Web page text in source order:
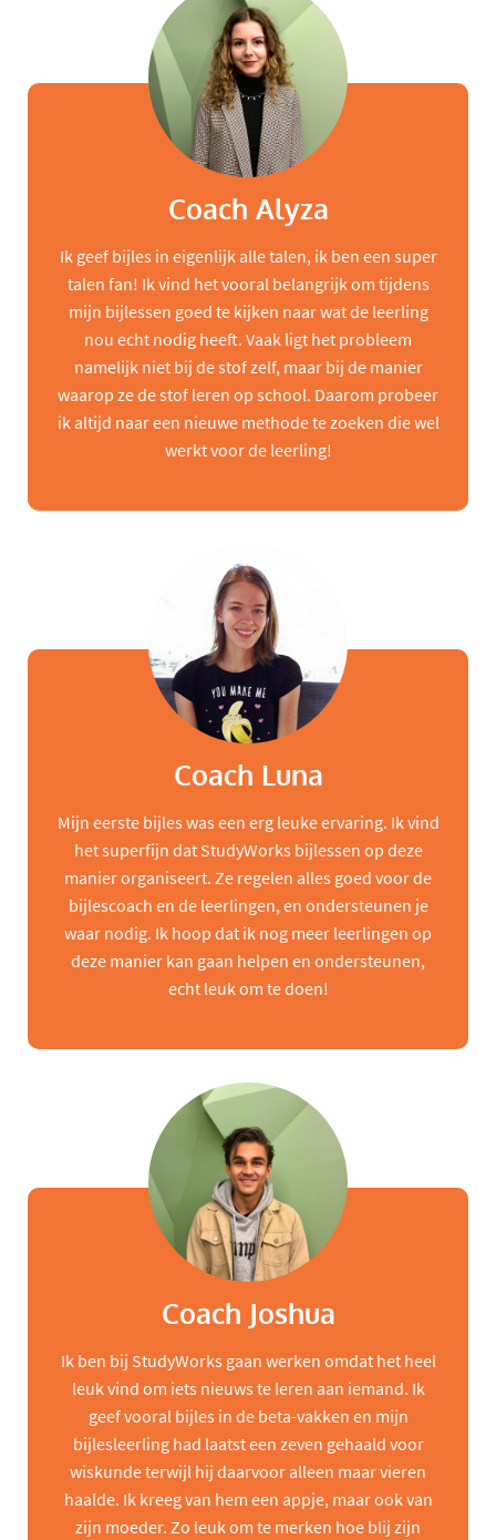
Coach Alyza
Ik geef bijles in eigenlijk alle talen, ik ben een super
talen fan! Ik vind het vooral belangrijk om tijdens
mijn bijlessen goed te kijken naar wat de leerling
nou echt nodig heeft. Vaak ligt het probleem
namelijk niet bij de stof zelf, maar bij de manier
waarop ze de stof leren op school. Daarom probeer
ik altijd naar een nieuwe methode te zoeken die wel
werkt voor de leerling!
Coach Luna
Mijn eerste bijles was een erg leuke ervaring. Ik vind
het superfijn dat StudyWorks bijlessen op deze
manier organiseert. Ze regelen alles goed voor de
bijlescoach en de leerlingen, en ondersteunen je
waar nodig. Ik hoop dat ik nog meer leerlingen op
deze manier kan gaan helpen en ondersteunen,
echt leuk om te doen!
Coach Joshua
Ik ben bij StudyWorks gaan werken omdat het heel
leuk vind om iets nieuws te leren aan iemand. Ik
geef vooral bijles in de beta-vakken en mijn
bijlesleerling had laatst een zeven gehaald voor
wiskunde terwijl hij daarvoor alleen maar vieren
haalde. Ik kreeg van hem een appje, maar ook van
zijn moeder. Zo leuk om te merken hoe blij zijn